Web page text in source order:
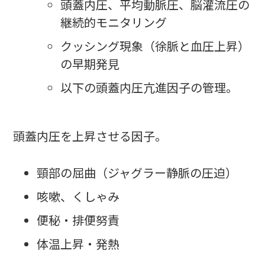
頭蓋内圧、平均動脈圧、脳灌流圧の
継続的モニタリング
クッシング現象（徐脈と血圧上昇）
の早期発見
以下の頭蓋内圧亢進因子の管理。
頭蓋内圧を上昇させる因子。
頸部の屈曲（ジャグラー静脈の圧迫）
咳嗽、くしゃみ
便秘・排便努責
体温上昇・発熱